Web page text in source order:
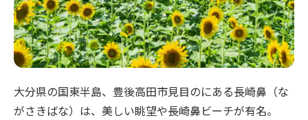
大分県の国東半島、豊後高田市見目のにある長崎鼻（な
がさきばな）は、美しい眺望や長崎鼻ビーチが有名。